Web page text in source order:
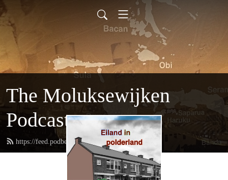
The Moluksewijken
Podcast
https://feed.podbean.com/moluksewijken/feed.xml